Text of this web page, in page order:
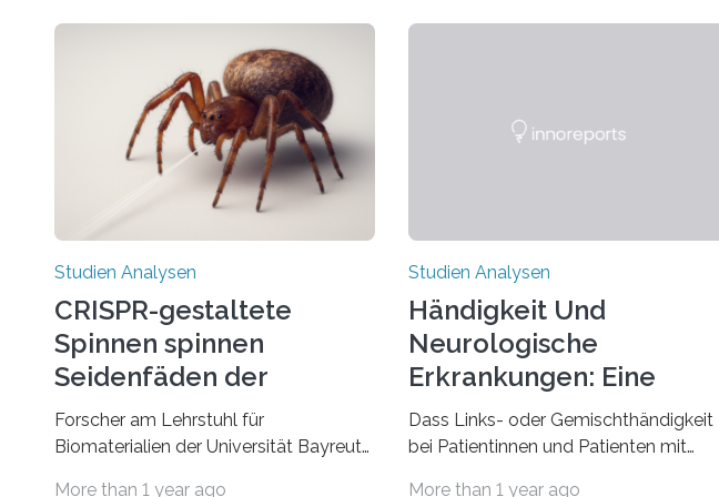
Studien Analysen
CRISPR-gestaltete
Spinnen spinnen
Seidenfäden der
nächsten Generation
Forscher am Lehrstuhl für
Biomaterialien der Universität Bayreuth
More than 1 year ago
Studien Analysen
Händigkeit Und
Neurologische
Erkrankungen: Eine
Verbindung Entdecken
Dass Links- oder Gemischthändigkeit
bei Patientinnen und Patienten mit
More than 1 year ago